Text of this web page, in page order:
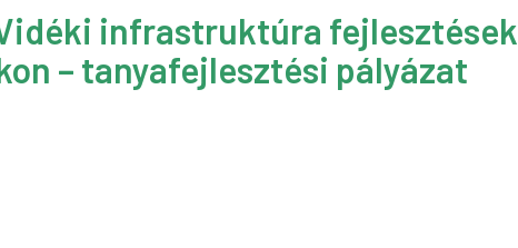
infrastruktúra fejlesztések
– tanyafejlesztési pályázat